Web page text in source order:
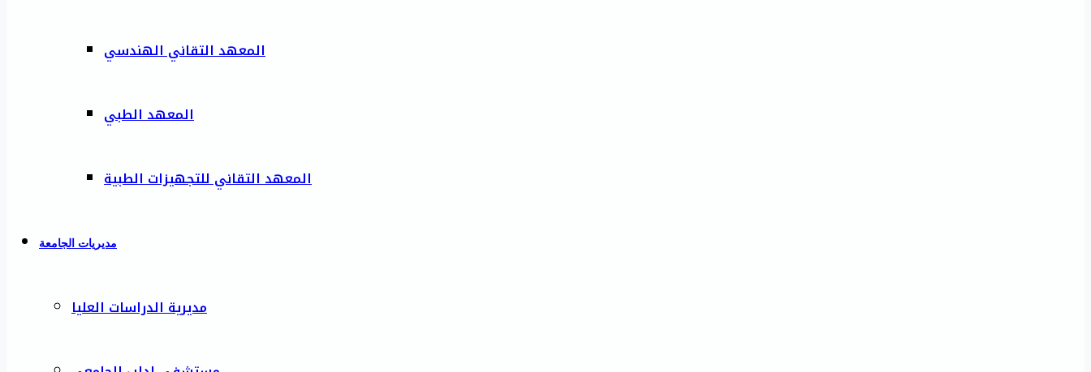
المعهد التقاني الهندسي
المعهد الطبي
المعهد التقاني للتجهيزات الطبية
مديريات الجامعة
مديرية الدراسات العليا